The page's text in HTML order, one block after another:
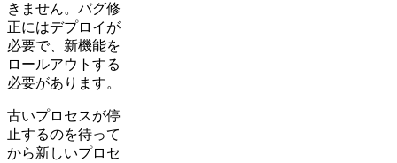
きません。バグ修
正にはデプロイが
必要で、新機能を
ロールアウトする
必要があります。
古いプロセスが停
止するのを待って
から新しいプロセ